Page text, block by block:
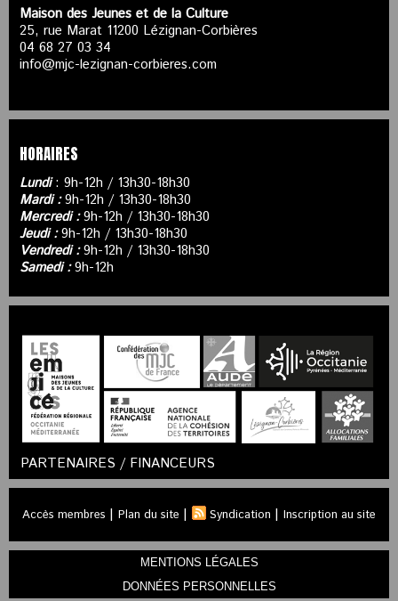
Maison des Jeunes et de la Culture
25, rue Marat 11200 Lézignan-Corbières
04 68 27 03 34
info@mjc-lezignan-corbieres.com
HORAIRES
Lundi: 9h-12h / 13h30-18h30
Mardi :9h-12h / 13h30-18h30
Mercredi :9h-12h / 13h30-18h30
Jeudi :9h-12h / 13h30-18h30
Vendredi :9h-12h / 13h30-18h30
Samedi :9h-12h
PARTENAIRES / FINANCEURS
Accès membres | Plan du site | Syndication | Inscription au site
MENTIONS LÉGALES
DONNÉES PERSONNELLES